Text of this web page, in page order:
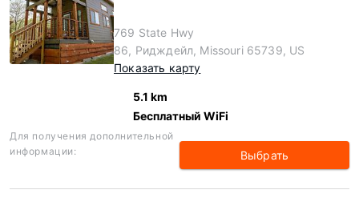
769 State Hwy
86, Ридждейл, Missouri 65739, US
Показать карту
5.1 km
Бесплатный WiFi
Для получения дополнительной
информации:
Выбрать